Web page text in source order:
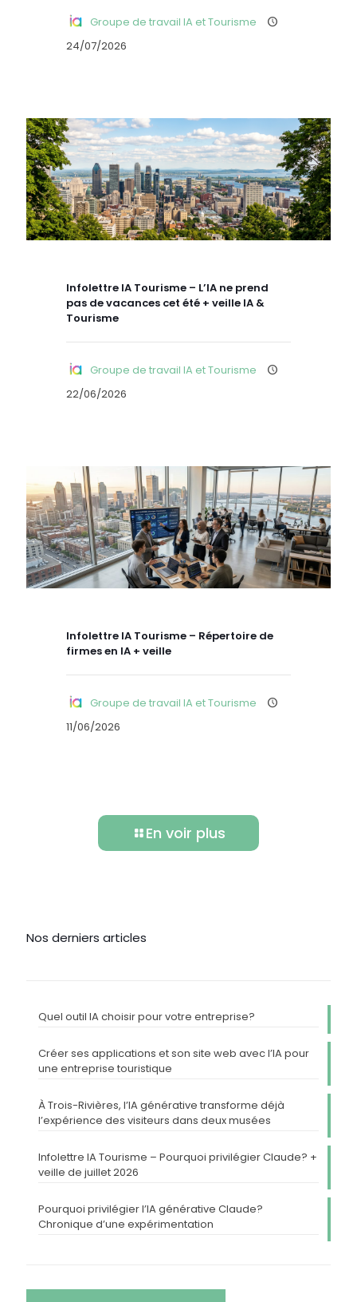
Groupe de travail IA et Tourisme
24/07/2026
Infolettre IA Tourisme – L’IA ne prend
pas de vacances cet été + veille IA &
Tourisme
Groupe de travail IA et Tourisme
22/06/2026
Infolettre IA Tourisme – Répertoire de
firmes en IA + veille
Groupe de travail IA et Tourisme
11/06/2026
En voir plus
Nos derniers articles
Quel outil IA choisir pour votre entreprise?
Créer ses applications et son site web avec l’IA pour
une entreprise touristique
À Trois-Rivières, l’IA générative transforme déjà
l’expérience des visiteurs dans deux musées
Infolettre IA Tourisme – Pourquoi privilégier Claude? +
veille de juillet 2026
Pourquoi privilégier l’IA générative Claude?
Chronique d’une expérimentation